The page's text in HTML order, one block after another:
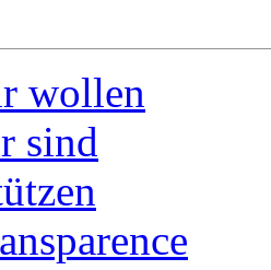
wollen
sind